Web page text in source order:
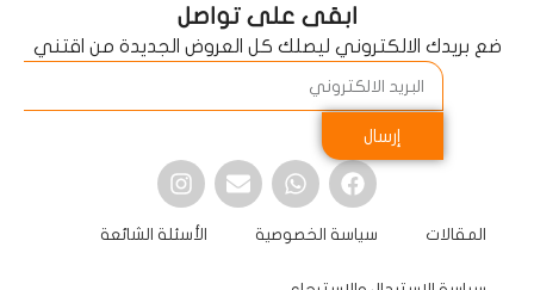
ابقى على تواصل
ضع بريدك الالكتروني ليصلك كل العروض الجديدة من اقتني
إرسال
المقالات سياسة الخصوصية الأسئلة الشائعة